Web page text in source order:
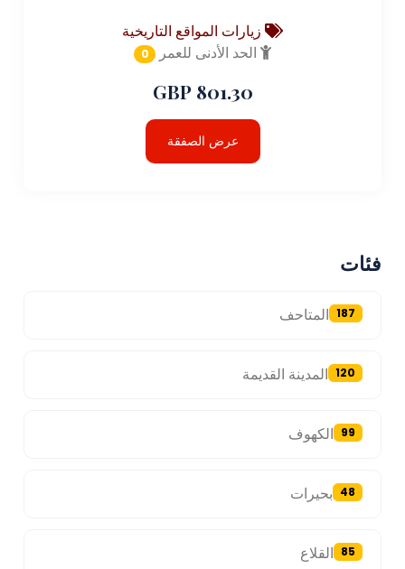
زيارات المواقع التاريخية
الحد الأدنى للعمر
0
801.30 GBP
عرض الصفقة
فئات
المتاحف 187
المدينة القديمة 120
الكهوف 99
بحيرات 48
القلاع 85